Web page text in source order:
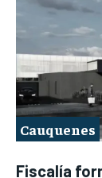
Cauquenes
Fiscalía